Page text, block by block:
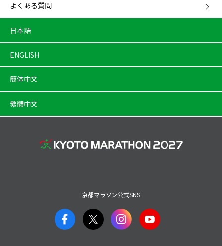
よくある質問
日本語
ENGLISH
簡体中文
繁體中文
京都マラソン公式SNS